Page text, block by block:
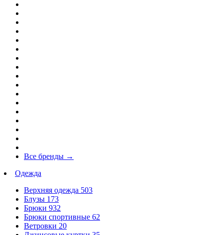
Все бренды →
Одежда
Верхняя одежда 503
Блузы 173
Брюки 932
Брюки спортивные 62
Ветровки 20